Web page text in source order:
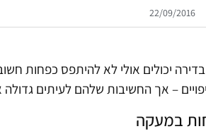
22/09/2016
בדירה יכולים אולי לא להיתפס כפחות
– אך החשיבות שלהם לעיתים גדולה
במעקה